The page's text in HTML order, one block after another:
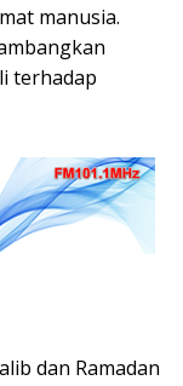
manusia.
terhadap
dan Ramadan